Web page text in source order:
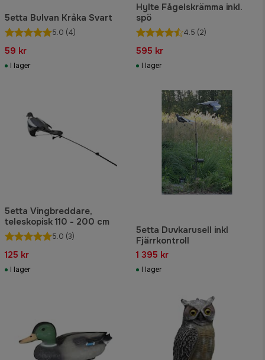
5etta Bulvan Kråka Svart
5.0 (4)
59 kr
I lager
Hylte Fågelskrämma inkl.
spö
4.5 (2)
595 kr
I lager
5etta Vingbreddare,
teleskopisk 110 - 200 cm
5.0 (3)
125 kr
I lager
5etta Duvkarusell inkl
Fjärrkontroll
1 395 kr
I lager